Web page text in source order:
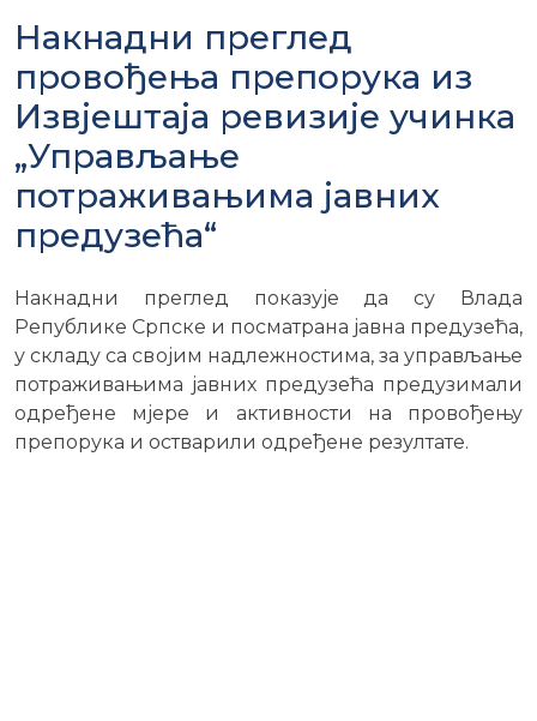
Накнадни преглед
провођења препорука из
Извјештаја ревизије учинка
„Управљање
потраживањима јавних
предузећа“
Накнадни преглед показује да су Влада
Републике Српске и посматрана јавна предузећа,
у складу са својим надлежностима, за управљање
потраживањима јавних предузећа предузимали
одређене мјере и активности на провођењу
препорука и остварили одређене резултате.